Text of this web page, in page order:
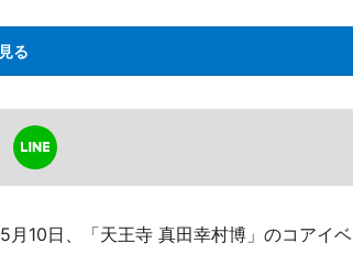
る
10日、「天王寺 真田幸村博」のコアイベ